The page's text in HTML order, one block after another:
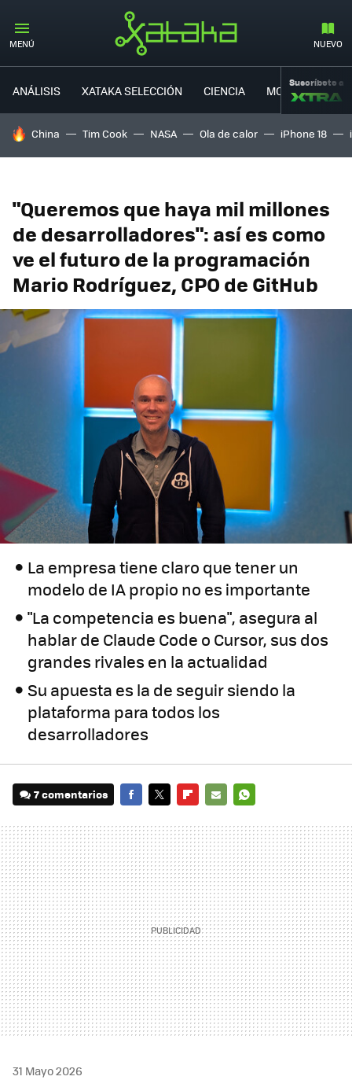
MENÚ NUEVO
ANÁLISIS XATAKA SELECCIÓN CIENCIA MOVILIDAD
Suscríbete a
HOY SE HABLA DE
China Tim Cook NASA Ola de calor iPhone 18
"Queremos que haya mil millones
de desarrolladores": así es como
ve el futuro de la programación
Mario Rodríguez, CPO de GitHub
La empresa tiene claro que tener un
modelo de IA propio no es importante
"La competencia es buena", asegura al
hablar de Claude Code o Cursor, sus dos
grandes rivales en la actualidad
Su apuesta es la de seguir siendo la
plataforma para todos los
desarrolladores
7 comentarios
MAIL
31 Mayo 2026